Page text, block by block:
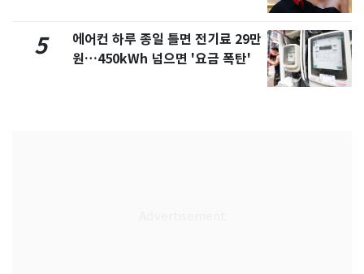
5
에어컨 하루 종일 틀면 전기료 29만
원…450kWh 넘으면 '요금 폭탄'